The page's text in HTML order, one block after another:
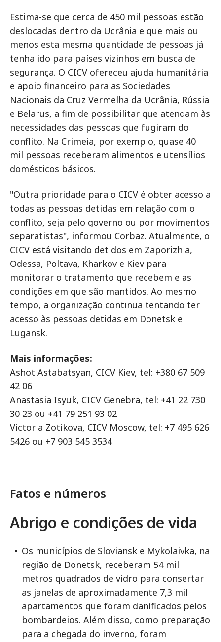
Estima-se que cerca de 450 mil pessoas estão
deslocadas dentro da Ucrânia e que mais ou
menos esta mesma quantidade de pessoas já
tenha ido para países vizinhos em busca de
segurança. O CICV ofereceu ajuda humanitária
e apoio financeiro para as Sociedades
Nacionais da Cruz Vermelha da Ucrânia, Rússia
e Belarus, a fim de possibilitar que atendam às
necessidades das pessoas que fugiram do
conflito. Na Crimeia, por exemplo, quase 40
mil pessoas receberam alimentos e utensílios
domésticos básicos.
"Outra prioridade para o CICV é obter acesso a
todas as pessoas detidas em relação com o
conflito, seja pelo governo ou por movimentos
separatistas", informou Corbaz. Atualmente, o
CICV está visitando detidos em Zaporizhia,
Odessa, Poltava, Kharkov e Kiev para
monitorar o tratamento que recebem e as
condições em que são mantidos. Ao mesmo
tempo, a organização continua tentando ter
acesso às pessoas detidas em Donetsk e
Lugansk.
Mais informações:
Ashot Astabatsyan, CICV Kiev, tel: +380 67 509
42 06
Anastasia Isyuk, CICV Genebra, tel: +41 22 730
30 23 ou +41 79 251 93 02
Victoria Zotikova, CICV Moscow, tel: +7 495 626
5426 ou +7 903 545 3534
Fatos e números
Abrigo e condições de vida
Os municípios de Sloviansk e Mykolaivka, na
região de Donetsk, receberam 54 mil
metros quadrados de vidro para consertar
as janelas de aproximadamente 7,3 mil
apartamentos que foram danificados pelos
bombardeios. Além disso, como preparação
para a chegada do inverno, foram